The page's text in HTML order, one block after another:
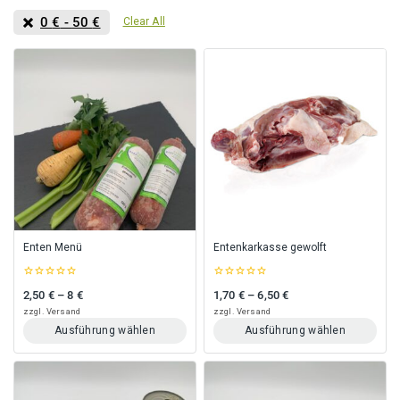
0€ - 50€ Clear All
Enten Menü
out
of
2,50 € –8 €Preisspanne: 2,50 € bis 8 €
zzgl. Versand
Ausführung wählen
Dieses
Entenkarkasse gewolft
out
of
1,70 € –6,50€Preisspanne: 1,70 € bis 6,50 €
zzgl. Versand
Ausführung wählen
Dieses